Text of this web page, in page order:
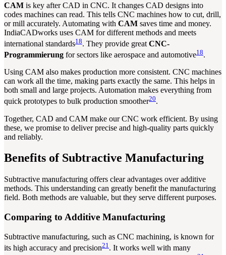
CAM is key after CAD in CNC. It changes CAD designs into
codes machines can read. This tells CNC machines how to cut, drill,
or mill accurately. Automating with CAM saves time and money.
IndiaCADworks uses CAM for different methods and meets
international standards18. They provide great CNC-
Programmierung for sectors like aerospace and automotive18.
Using CAM also makes production more consistent. CNC machines
can work all the time, making parts exactly the same. This helps in
both small and large projects. Automation makes everything from
quick prototypes to bulk production smoother20.
Together, CAD and CAM make our CNC work efficient. By using
these, we promise to deliver precise and high-quality parts quickly
and reliably.
Benefits of Subtractive Manufacturing
Subtractive manufacturing offers clear advantages over additive
methods. This understanding can greatly benefit the manufacturing
field. Both methods are valuable, but they serve different purposes.
Comparing to Additive Manufacturing
Subtractive manufacturing, such as CNC machining, is known for
its high accuracy and precision21 . It works well with many